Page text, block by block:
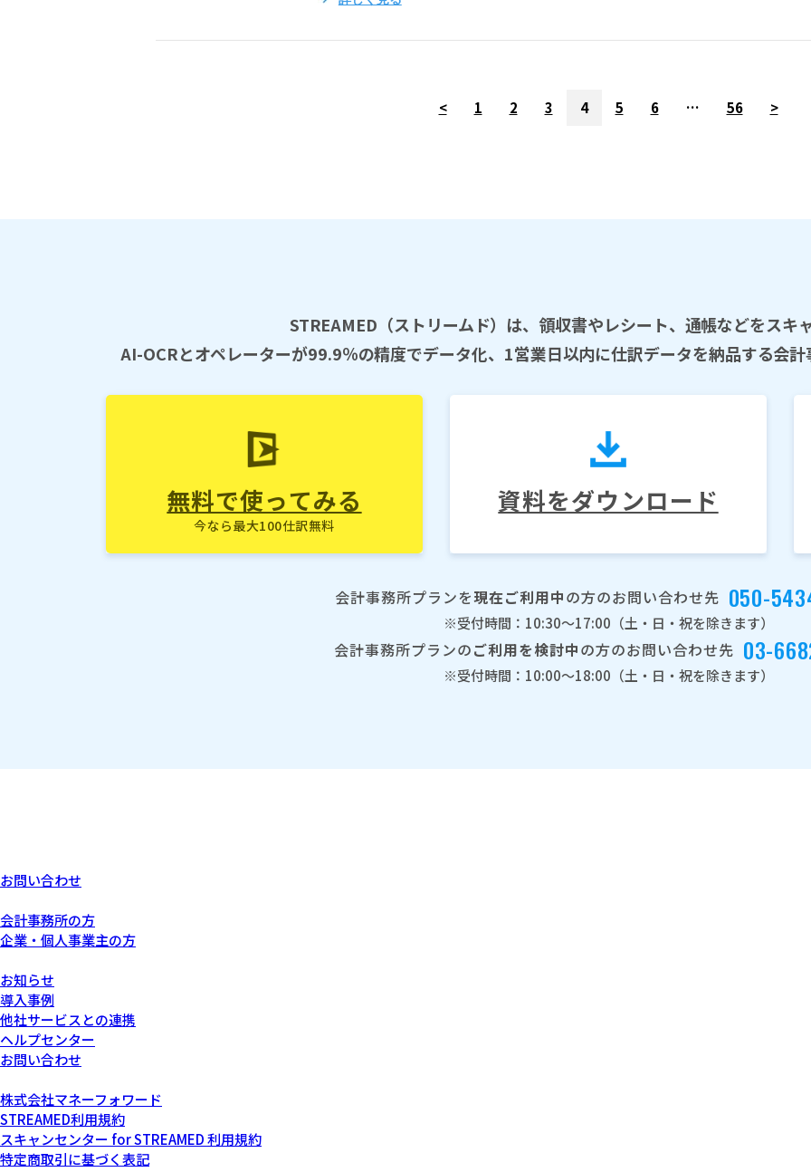
< 1 2 3 4 5 6 … 56 >
STREAMED（ストリームド）は、領収書やレシート、通帳などをスキ
AI-OCRとオペレーターが99.9％の精度でデータ化、1営業日以内に仕訳データを納品する会計
無料で使ってみる
今なら最大100仕訳無料
資料をダウンロード
会計事務所プランを現在ご利用中の方のお問い合わせ先 050-
※受付時間：10:30～17:00（土・日・祝を除きます）
会計事務所プランのご利用を検討中の方のお問い合わせ先 03-
※受付時間：10:00～18:00（土・日・祝を除きます）
お問い合わせ
会計事務所の方
企業・個人事業主の方
お知らせ
導入事例
他社サービスとの連携
ヘルプセンター
お問い合わせ
株式会社マネーフォワード
STREAMED利用規約
スキャンセンター for STREAMED 利用規約
特定商取引に基づく表記